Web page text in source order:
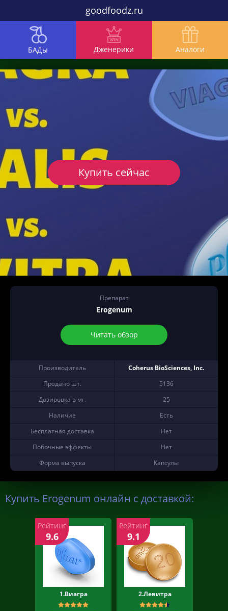
goodfoodz.ru
БАДы Дженерики Аналоги
Препарат
Erogenum
Читать обзор
Производитель
Coherus BioSciences, Inc.
Продано шт.
5136
Дозировка в мг.
25
Наличие
Есть
Бесплатная доставка
Нет
Побочные эффекты
Нет
Форма выпуска
Капсулы
Купить сейчас
Купить Erogenum онлайн с доставкой:
1.Виагра
Рейтинг
9.6
2.Левитра
Рейтинг
9.1